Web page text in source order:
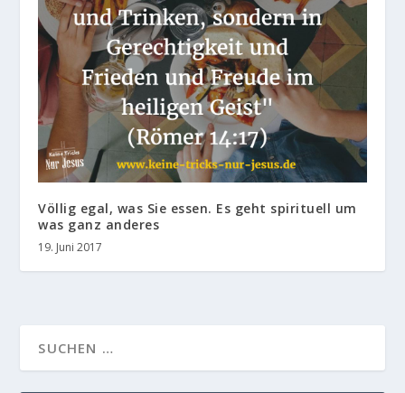
Völlig egal, was Sie essen. Es geht spirituell um
was ganz anderes
19. Juni 2017